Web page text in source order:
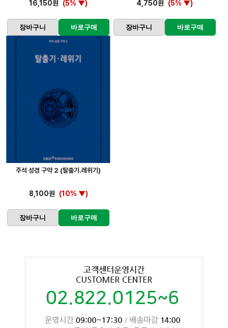
16,150원 (5% ▼)
장바구니 바로구매
4,750원 (5% ▼)
장바구니 바로구매
주석 성경 구약 2 (탈출기.레위기)
8,100원 (10% ▼)
장바구니 바로구매